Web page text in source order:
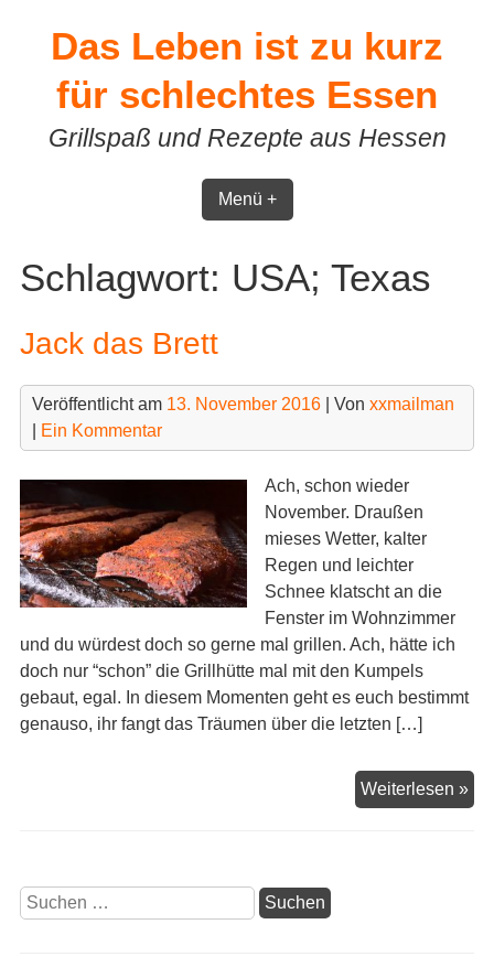
contentDas Leben ist zu kurz
für schlechtes Essen
Grillspaß und Rezepte aus Hessen
Menü +
Schlagwort: USA; Texas
Jack das Brett
Veröffentlicht am 13. November 2016| Von xxmailman
Ein Kommentar
Ach, schon wieder
November. Draußen
mieses Wetter, kalter
Regen und leichter
Schnee klatscht an die
Fenster im Wohnzimmer
und du würdest doch so gerne mal grillen. Ach, hätte ich
doch nur “schon” die Grillhütte mal mit den Kumpels
gebaut, egal. In diesem Momenten geht es euch bestimmt
genauso, ihr fangt das Träumen über die letzten […]
Weiterlesen »
Suchen
nach: